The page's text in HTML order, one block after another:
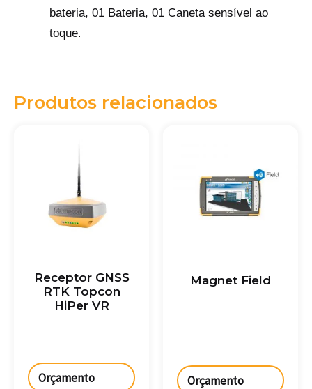
bateria, 01 Bateria, 01 Caneta sensível ao
toque.
Produtos relacionados
Receptor GNSS
RTK Topcon
HiPer VR
Orçamento
Magnet Field
Orçamento